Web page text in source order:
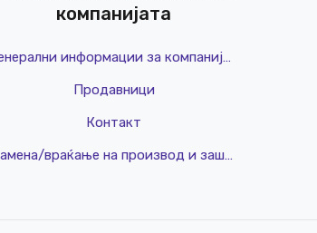
компанијата
Генерални информации за компанијата
Продавници
Контакт
Замена/враќање на производ и заштита